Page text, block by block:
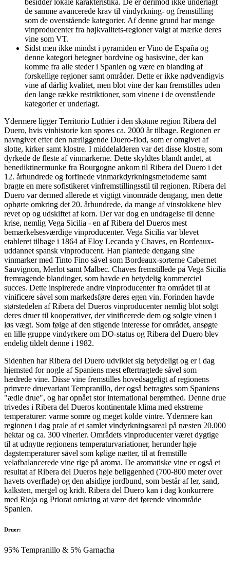
de samme avancerede krav til vindyrkning- og fremstilling
som de ovenstående kategorier. Af denne grund har mange
vinproducenter fra højkvalitets-regioner valgt at mærke deres
vine som VT.
Sidst men ikke mindst i pyramiden er Vino de España og
denne kategori betegner bordvine og basisvine, der kan
komme fra alle steder i Spanien og være en blanding af
forskellige regioner samt områder. Dette er ikke nødvendigvis
vine af dårlig kvalitet, men blot vine der kan fremstilles uden
den lange række restriktioner, som vinene i de ovenstående
kategorier er underlagt.
Ydermere ligger Territorio Luthier i den skønne region Ribera del
Duero, hvis vinhistorie kan spores ca. 2000 år tilbage. Regionen er
navngivet efter den nærliggende Duero-flod, som er omgivet af
slotte, kirker samt klostre. I middelalderen var det disse klostre, som
dyrkede de fleste af vinmarkerne. Dette skyldtes blandt andet, at
benediktinermunke fra Bourgogne ankom til Ribera del Duero i det
12. århundrede og forfinede vinmarkdyrkningsmetoderne samt
bragte en mere sofistikeret vinfremstillingsstil til regionen. Ribera del
Duero var dermed allerede et vigtigt vinområde dengang, men dette
ophørte omkring det 20. århundrede, da mange af vinstokkene blev
revet op og udskiftet af korn. Der var dog en undtagelse til denne
krise, nemlig Vega Sicilia - en af Ribera del Dueros mest
bemærkelsesværdige vinproducenter. Vega Sicilia var blevet
etableret tilbage i 1864 af Eloy Lecanda y Chaves, en Bordeaux-
uddannet spansk vinproducent. Han plantede dengang sine
vinmarker med Tinto Fino såvel som Bordeaux-sorterne Cabernet
Sauvignon, Merlot samt Malbec. Chaves fremstillede på Vega Sicilia
fremragende blandinger, som havde en betydelig kommerciel
succes. Dette inspirerede andre vinproducenter fra området til at
vinificere såvel som markedsføre deres egen vin. Forinden havde
størstedelen af Ribera del Dueros vinproducenter nemlig blot solgt
deres druer til kooperativer, der vinificerede dem og solgte vinen i
løs vægt. Som følge af den stigende interesse for området, ansøgte
en lille gruppe vindyrkere om DO-status og Ribera del Duero blev
endelig tildelt denne i 1982.
Sidenhen har Ribera del Duero udviklet sig betydeligt og er i dag
hjemsted for nogle af Spaniens mest eftertragtede såvel som
hædrede vine. Disse vine fremstilles hovedsageligt af regionens
primære druevariant Tempranillo, der også betragtes som Spaniens
"ædle drue", og har opnået stor international berømthed. Denne drue
trivedes i Ribera del Dueros kontinentale klima med ekstreme
temperaturer: varme somre og meget kolde vintre. Ydermere kan
regionen i dag prale af et samlet vindyrkningsareal på næsten 20.000
hektar og ca. 300 vinerier. Områdets vinproducenter været dygtige
til at udnytte regionens temperaturvariationer, herunder høje
dagstemperaturer såvel som kølige nætter, til at fremstille
velafbalancerede vine rige på aroma. De aromatiske vine er også et
resultat af Ribera del Dueros høje beliggenhed (700-800 meter over
havets overflade) og den alsidige jordbund, som består af ler, sand,
kalksten, mergel og kridt. Ribera del Duero kan i dag konkurrere
med Rioja og Priorat omkring at være det førende vinområde
Spanien.
Druer:
95% Tempranillo & 5% Garnacha